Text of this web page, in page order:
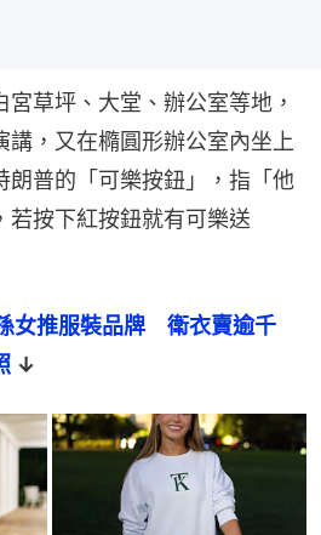
草坪、大堂、辦公室等地，
講，又在橢圓形辦公室內坐上
朗普的「可樂按鈕」，指「他
若按下紅按鈕就有可樂送
女推服裝品牌　衛衣賣逾千
↓